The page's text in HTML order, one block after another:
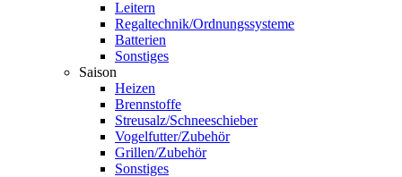
Leitern
Regaltechnik/Ordnungssysteme
Batterien
Sonstiges
Saison
Heizen
Brennstoffe
Streusalz/Schneeschieber
Vogelfutter/Zubehör
Grillen/Zubehör
Sonstiges